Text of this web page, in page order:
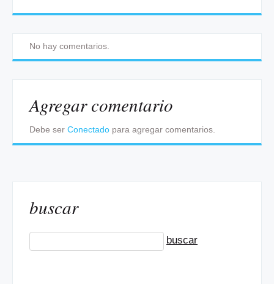
No hay comentarios.
Agregar comentario
Debe ser Conectado para agregar comentarios.
buscar